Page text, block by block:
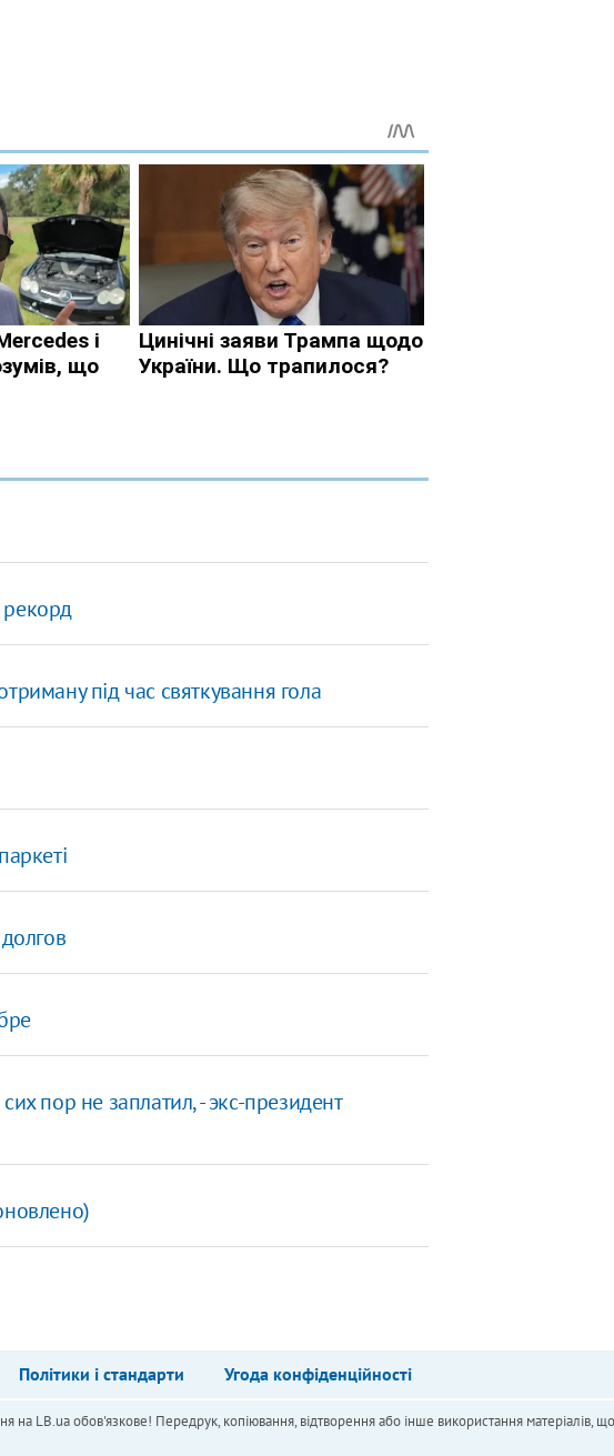
рекорд
під час святкування гола
пор не заплатил, - экс-президент
Політики і стандарти Угода конфіденційності
на LB.ua обов'язкове! Передрук, копіювання, відтворення або інше використання матеріалів,